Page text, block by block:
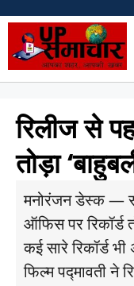
content
रिलीज से
तोड़ा
मनोरंजन डेस्क —
ऑफिस पर रिकॉर्ड
कई सारे रिकॉर्ड
फिल्म पद्मावती ने